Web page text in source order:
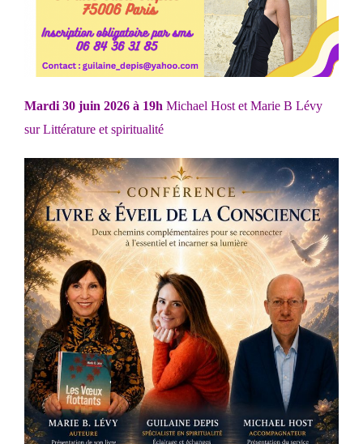
Mardi 30 juin 2026 à 19h Michael Host et Marie B Lévy
sur Littérature et spiritualité